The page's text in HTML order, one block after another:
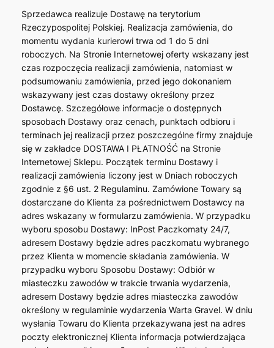
Sprzedawca realizuje Dostawę na terytorium
Rzeczypospolitej Polskiej. Realizacja zamówienia, do
momentu wydania kurierowi trwa od 1 do 5 dni
roboczych. Na Stronie Internetowej oferty wskazany jest
czas rozpoczęcia realizacji zamówienia, natomiast w
podsumowaniu zamówienia, przed jego dokonaniem
wskazywany jest czas dostawy określony przez
Dostawcę. Szczegółowe informacje o dostępnych
sposobach Dostawy oraz cenach, punktach odbioru i
terminach jej realizacji przez poszczególne firmy znajduje
się w zakładce DOSTAWA I PŁATNOŚĆ na Stronie
Internetowej Sklepu. Początek terminu Dostawy i
realizacji zamówienia liczony jest w Dniach roboczych
zgodnie z §6 ust. 2 Regulaminu. Zamówione Towary są
dostarczane do Klienta za pośrednictwem Dostawcy na
adres wskazany w formularzu zamówienia. W przypadku
wyboru sposobu Dostawy: InPost Paczkomaty 24/7,
adresem Dostawy będzie adres paczkomatu wybranego
przez Klienta w momencie składania zamówienia. W
przypadku wyboru Sposobu Dostawy: Odbiór w
miasteczku zawodów w trakcie trwania wydarzenia,
adresem Dostawy będzie adres miasteczka zawodów
określony w regulaminie wydarzenia Warta Gravel. W dniu
wysłania Towaru do Klienta przekazywana jest na adres
poczty elektronicznej Klienta informacja potwierdzająca